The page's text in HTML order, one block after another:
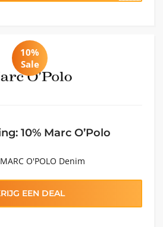
10%
Sale
10% Marc O’Polo
O'POLO Denim
EEN DEAL